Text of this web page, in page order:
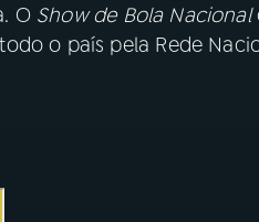
O Show de Bola Nacional
o país pela Rede